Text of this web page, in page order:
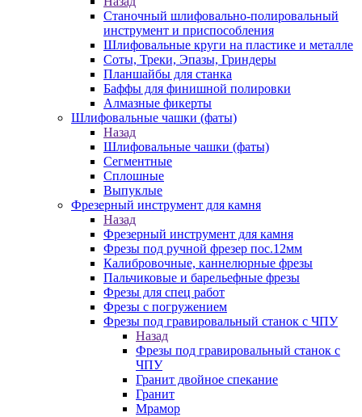
Станочный шлифовально-полировальный
инструмент и приспособления
Шлифовальные круги на пластике и металле
Соты, Треки, Эпазы, Гриндеры
Планшайбы для станка
Баффы для финишной полировки
Алмазные фикерты
Шлифовальные чашки (фаты)
Назад
Шлифовальные чашки (фаты)
Сегментные
Сплошные
Выпуклые
Фрезерный инструмент для камня
Назад
Фрезерный инструмент для камня
Фрезы под ручной фрезер пос.12мм
Калибровочные, каннелюрные фрезы
Пальчиковые и барельефные фрезы
Фрезы для спец работ
Фрезы с погружением
Фрезы под гравировальный станок с ЧПУ
Назад
Фрезы под гравировальный станок с
ЧПУ
Гранит двойное спекание
Гранит
Мрамор